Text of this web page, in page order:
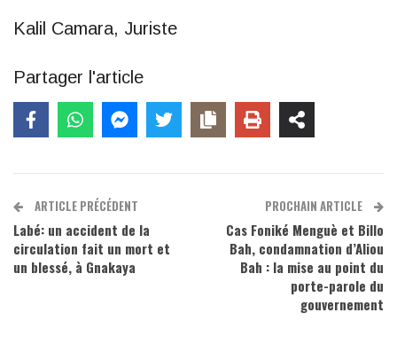
Kalil Camara, Juriste
Partager l'article
ARTICLE PRÉCÉDENT
Labé: un accident de la
circulation fait un mort et
un blessé, à Gnakaya
PROCHAIN ARTICLE
Cas Foniké Menguè et Billo
Bah, condamnation d’Aliou
Bah : la mise au point du
porte-parole du
gouvernement